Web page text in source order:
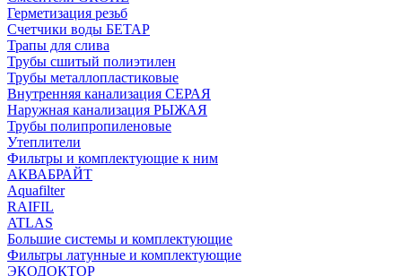
Герметизация резьб
Счетчики воды БЕТАР
Трапы для слива
Трубы сшитый полиэтилен
Трубы металлопластиковые
Внутренняя канализация СЕРАЯ
Наружная канализация РЫЖАЯ
Трубы полипропиленовые
Утеплители
Фильтры и комплектующие к ним
АКВАБРАЙТ
Aquafilter
RAIFIL
ATLAS
Большие системы и комплектующие
Фильтры латунные и комплектующие
ЭКОДОКТОР